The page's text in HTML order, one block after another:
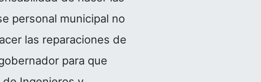
personal municipal no
las reparaciones de
para que